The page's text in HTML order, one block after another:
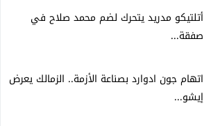
أتلتيكو مدريد يتحرك لضم محمد صلاح في
صفقة...
اتهام جون ادوارد بصناعة الأزمة.. الزمالك يعرض
إيشو...